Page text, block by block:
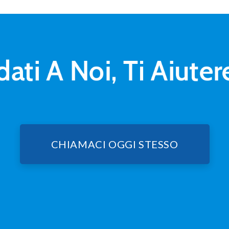
A Noi, Ti
CHIAMACI OGGI STESSO